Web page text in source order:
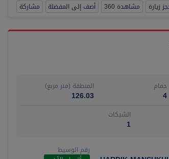
زيارة مشاهدة 360 أضف إلى المفضلة مشاركة
حمام
4
المنطقة (متر مربع)
126.03
الشيكات
1
رقم الوسيط